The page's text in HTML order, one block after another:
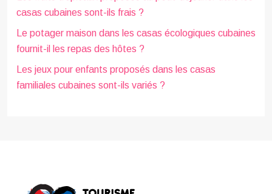
casas cubaines sont-ils frais ?
Le potager maison dans les casas écologiques cubaines
fournit-il les repas des hôtes ?
Les jeux pour enfants proposés dans les casas
familiales cubaines sont-ils variés ?